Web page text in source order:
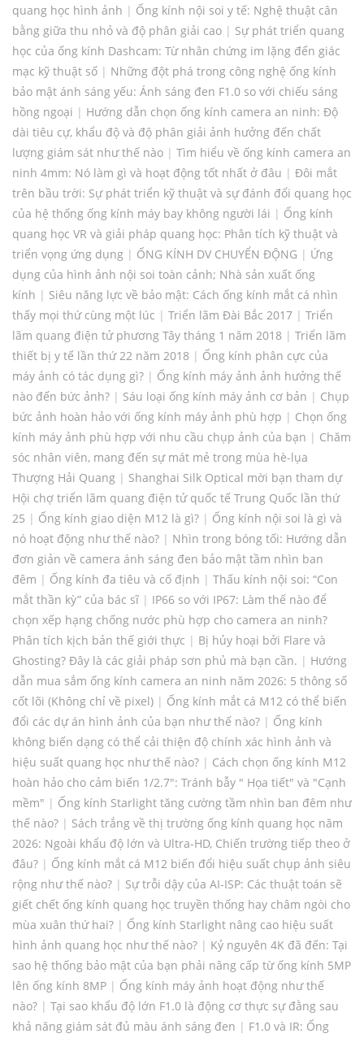
quang học hình ảnh | Ống kính nội soi y tế: Nghệ thuật cân
bằng giữa thu nhỏ và độ phân giải cao | Sự phát triển quang
học của ống kính Dashcam: Từ nhân chứng im lặng đến giác
mạc kỹ thuật số | Những đột phá trong công nghệ ống kính
bảo mật ánh sáng yếu: Ánh sáng đen F1.0 so với chiếu sáng
hồng ngoại | Hướng dẫn chọn ống kính camera an ninh: Độ
dài tiêu cự, khẩu độ và độ phân giải ảnh hưởng đến chất
lượng giám sát như thế nào | Tìm hiểu về ống kính camera an
ninh 4mm: Nó làm gì và hoạt động tốt nhất ở đâu | Đôi mắt
trên bầu trời: Sự phát triển kỹ thuật và sự đánh đổi quang học
của hệ thống ống kính máy bay không người lái | Ống kính
quang học VR và giải pháp quang học: Phân tích kỹ thuật và
triển vọng ứng dụng | ỐNG KÍNH DV CHUYỂN ĐỘNG | Ứng
dụng của hình ảnh nội soi toàn cảnh; Nhà sản xuất ống
kính | Siêu năng lực về bảo mật: Cách ống kính mắt cá nhìn
thấy mọi thứ cùng một lúc | Triển lãm Đài Bắc 2017 | Triển
lãm quang điện tử phương Tây tháng 1 năm 2018 | Triển lãm
thiết bị y tế lần thứ 22 năm 2018 | Ống kính phân cực của
máy ảnh có tác dụng gì? | Ống kính máy ảnh ảnh hưởng thế
nào đến bức ảnh? | Sáu loại ống kính máy ảnh cơ bản | Chụp
bức ảnh hoàn hảo với ống kính máy ảnh phù hợp | Chọn ống
kính máy ảnh phù hợp với nhu cầu chụp ảnh của bạn | Chăm
sóc nhân viên, mang đến sự mát mẻ trong mùa hè-lụa
Thượng Hải Quang | Shanghai Silk Optical mời bạn tham dự
Hội chợ triển lãm quang điện tử quốc tế Trung Quốc lần thứ
25 | Ống kính giao diện M12 là gì? | Ống kính nội soi là gì và
nó hoạt động như thế nào? | Nhìn trong bóng tối: Hướng dẫn
đơn giản về camera ánh sáng đen bảo mật tầm nhìn ban
đêm | Ống kính đa tiêu và cố định | Thấu kính nội soi: “Con
mắt thần kỳ” của bác sĩ | IP66 so với IP67: Làm thế nào để
chọn xếp hạng chống nước phù hợp cho camera an ninh?
Phân tích kịch bản thế giới thực | Bị hủy hoại bởi Flare và
Ghosting? Đây là các giải pháp sơn phủ mà bạn cần. | Hướng
dẫn mua sắm ống kính camera an ninh năm 2026: 5 thông số
cốt lõi (Không chỉ về pixel) | Ống kính mắt cá M12 có thể biến
đổi các dự án hình ảnh của bạn như thế nào? | Ống kính
không biến dạng có thể cải thiện độ chính xác hình ảnh và
hiệu suất quang học như thế nào? | Cách chọn ống kính M12
hoàn hảo cho cảm biến 1/2.7": Tránh bẫy " Họa tiết" và "Cạnh
mềm" | Ống kính Starlight tăng cường tầm nhìn ban đêm như
thế nào? | Sách trắng về thị trường ống kính quang học năm
2026: Ngoài khẩu độ lớn và Ultra-HD, Chiến trường tiếp theo ở
đâu? | Ống kính mắt cá M12 biến đổi hiệu suất chụp ảnh siêu
rộng như thế nào? | Sự trỗi dậy của AI-ISP: Các thuật toán sẽ
giết chết ống kính quang học truyền thống hay châm ngòi cho
mùa xuân thứ hai? | Ống kính Starlight nâng cao hiệu suất
hình ảnh quang học như thế nào? | Kỷ nguyên 4K đã đến: Tại
sao hệ thống bảo mật của bạn phải nâng cấp từ ống kính 5MP
lên ống kính 8MP | Ống kính máy ảnh hoạt động như thế
nào? | Tại sao khẩu độ lớn F1.0 là động cơ thực sự đằng sau
khả năng giám sát đủ màu ánh sáng đen | F1.0 và IR: Ống